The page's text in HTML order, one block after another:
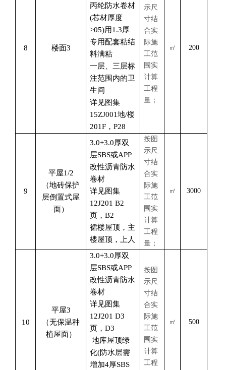
8 楼面3
丙纶防水卷材
(芯材厚度
>05)用1.3厚
专用配套粘结
料满粘
一层、三层标
注范围内的卫
生间
详见图集
15ZJ001地/楼
201F，P28
示尺
寸结
合实
际施
工范
围实
计算
工程
量；
㎡ 200
9
平屋1/2
（地砖保护
层倒置式屋
面）
3.0+3.0厚双
层SBS或APP
改性沥青防水
卷材
详见图集
12J201 B2
页，B2
裙楼屋顶，主
楼屋顶，上人
按图
示尺
寸结
合实
际施
工范
围实
计算
工程
量；
㎡ 3000
10
平屋3
（无保温种
植屋面）
3.0+3.0厚双
层SBS或APP
改性沥青防水
卷材
详见图集
12J201 D3
页，D3
地库屋顶绿
化(防水层需
增加4厚SBS
按图
示尺
寸结
合实
际施
工范
围实
计算
工程
㎡ 500